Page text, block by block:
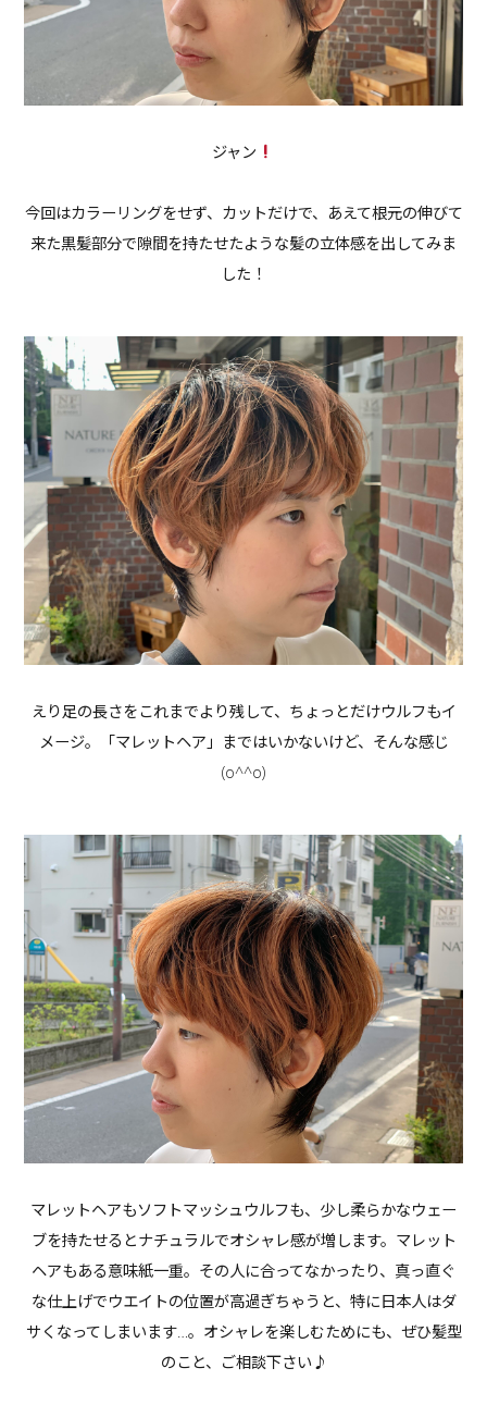
ジャン
今回はカラーリングをせず、カットだけで、あえて根元の伸びて
来た黒髪部分で隙間を持たせたような髪の立体感を出してみま
した！
えり足の長さをこれまでより残して、ちょっとだけウルフもイ
メージ。「マレットヘア」まではいかないけど、そんな感じ
(o^^o)
マレットヘアもソフトマッシュウルフも、少し柔らかなウェー
ブを持たせるとナチュラルでオシャレ感が増します。マレット
ヘアもある意味紙一重。その人に合ってなかったり、真っ直ぐ
な仕上げでウエイトの位置が高過ぎちゃうと、特に日本人はダ
サくなってしまいます…。オシャレを楽しむためにも、ぜひ髪型
のこと、ご相談下さい♪